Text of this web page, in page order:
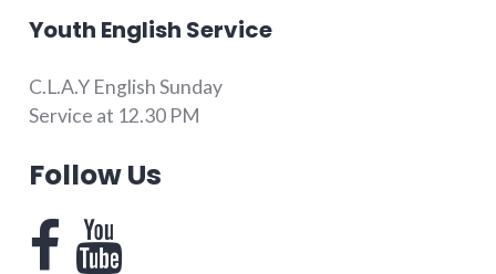
Youth English Service
C.L.A.Y English Sunday
Service at 12.30 PM
Follow Us